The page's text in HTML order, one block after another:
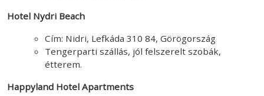
Hotel Nydri Beach
Cím: Nidri, Lefkáda 310 84, Görögország
Tengerparti szállás, jól felszerelt szobák,
étterem.
Happyland Hotel Apartments